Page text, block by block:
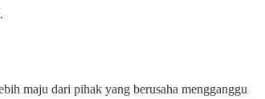
maju dari pihak yang berusaha mengganggu